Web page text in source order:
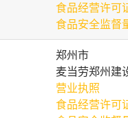
食品经营许可
食品安全监督
郑州市
麦当劳郑州建
营业执照
食品经营许可